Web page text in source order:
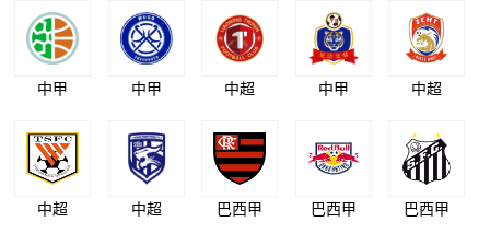
中甲 中甲 中超 中甲 中超
中超 中超 巴西甲 巴西甲 巴西甲